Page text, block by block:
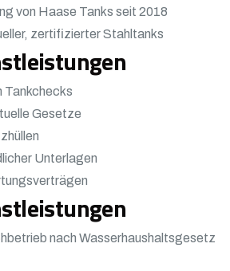
von Haase Tanks seit 2018
zertifizierter Stahltanks
Tankchecks
Gesetze
Unterlagen
nach Wasserhaushaltsgesetz